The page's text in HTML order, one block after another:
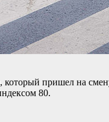
пришел на
80.